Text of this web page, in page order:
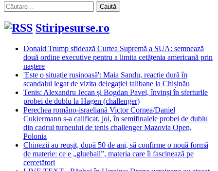
Caută
după:
Stiripesurse.ro
Donald Trump sfidează Curtea Supremă a SUA: semnează
două ordine executive pentru a limita cetățenia americană prin
naștere
'Este o situație rușinoasă': Maia Sandu, reacție dură în
scandalul legat de vizita delegației talibane la Chișinău
Tenis: Alexandru Jecan şi Bogdan Pavel, învinşi în sferturile
probei de dublu la Hagen (challenger)
Perechea româno-israeliană Victor Cornea/Daniel
Cukiermann s-a calificat, joi, în semifinalele probei de dublu
din cadrul turneului de tenis challenger Mazovia Open,
Polonia
Chinezii au reușit, după 50 de ani, să confirme o nouă formă
de materie: ce e „glueball”, materia care îi fascinează pe
cercetători